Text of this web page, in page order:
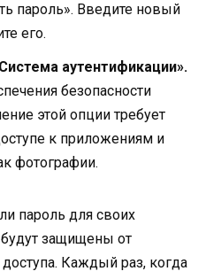
пароль». Введите новый
его.
аутентификации».
безопасности
этой опции требует
к приложениям и
фотографии.
пароль для своих
защищены от
Каждый раз, когда